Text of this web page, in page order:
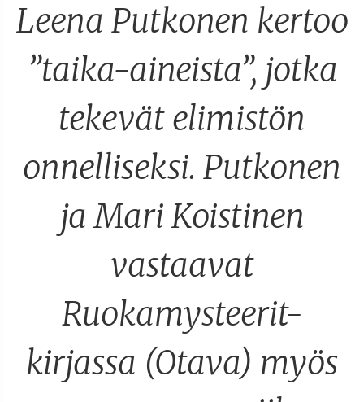
Leena Putkonen kertoo
”taika-aineista”, jotka
tekevät elimistön
onnelliseksi. Putkonen
ja Mari Koistinen
vastaavat
Ruokamysteerit-
kirjassa (Otava) myös